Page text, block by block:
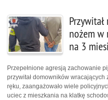
nożem w
na 3
Przepełnione agresją zachowanie
przywitał domowników
ręku, zaangażowało wiele
uciec z mieszkania na klatkę